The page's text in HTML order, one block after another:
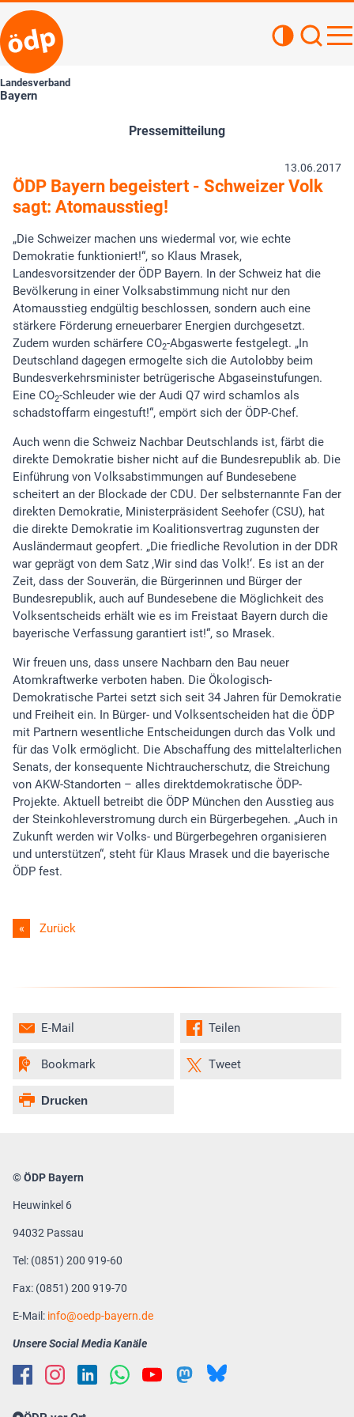
Landesverband
Bayern
Pressemitteilung
13.06.2017
ÖDP Bayern begeistert - Schweizer Volk
sagt: Atomausstieg!
„Die Schweizer machen uns wiedermal vor, wie echte
Demokratie funktioniert!“, so Klaus Mrasek,
Landesvorsitzender der ÖDP Bayern. In der Schweiz hat die
Bevölkerung in einer Volksabstimmung nicht nur den
Atomausstieg endgültig beschlossen, sondern auch eine
stärkere Förderung erneuerbarer Energien durchgesetzt.
Zudem wurden schärfere CO2-Abgaswerte festgelegt. „In
Deutschland dagegen ermogelte sich die Autolobby beim
Bundesverkehrsminister betrügerische Abgaseinstufungen.
Eine CO2-Schleuder wie der Audi Q7 wird schamlos als
schadstoffarm eingestuft!“, empört sich der ÖDP-Chef.
Auch wenn die Schweiz Nachbar Deutschlands ist, färbt die
direkte Demokratie bisher nicht auf die Bundesrepublik ab. Die
Einführung von Volksabstimmungen auf Bundesebene
scheitert an der Blockade der CDU. Der selbsternannte Fan der
direkten Demokratie, Ministerpräsident Seehofer (CSU), hat
die direkte Demokratie im Koalitionsvertrag zugunsten der
Ausländermaut geopfert. „Die friedliche Revolution in der DDR
war geprägt von dem Satz ‚Wir sind das Volk!‘. Es ist an der
Zeit, dass der Souverän, die Bürgerinnen und Bürger der
Bundesrepublik, auch auf Bundesebene die Möglichkeit des
Volksentscheids erhält wie es im Freistaat Bayern durch die
bayerische Verfassung garantiert ist!“, so Mrasek.
Wir freuen uns, dass unsere Nachbarn den Bau neuer
Atomkraftwerke verboten haben. Die Ökologisch-
Demokratische Partei setzt sich seit 34 Jahren für Demokratie
und Freiheit ein. In Bürger- und Volksentscheiden hat die ÖDP
mit Partnern wesentliche Entscheidungen durch das Volk und
für das Volk ermöglicht. Die Abschaffung des mittelalterlichen
Senats, der konsequente Nichtraucherschutz, die Streichung
von AKW-Standorten – alles direktdemokratische ÖDP-
Projekte. Aktuell betreibt die ÖDP München den Ausstieg aus
der Steinkohleverstromung durch ein Bürgerbegehen. „Auch in
Zukunft werden wir Volks- und Bürgerbegehren organisieren
und unterstützen“, steht für Klaus Mrasek und die bayerische
ÖDP fest.
Zurück
Teilen
Tweet
E-Mail
Bookmark
Drucken
© ÖDP Bayern
Heuwinkel 6
94032 Passau
Tel: (0851) 200 919-60
Fax: (0851) 200 919-70
E-Mail: info oedp-bayern.de
Unsere Social Media Kanäle